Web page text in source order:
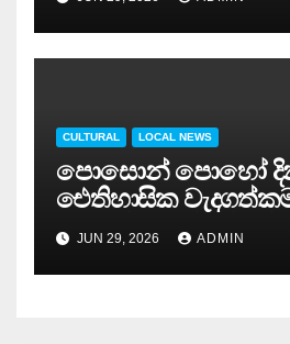
පොසොන් පුර
පොහෝ දිනක –
කුමාර දිසානායක .
CULTURAL LOCAL NEWS
පොසොන් පොහෝ
ඓතිහාසික
රහතන් වහන්සේගේ
වැඩමවීම….
JUN 29, 2026 ADMIN